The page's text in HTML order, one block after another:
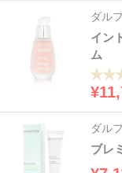
ダル
イン
ム
ダル
ブレ